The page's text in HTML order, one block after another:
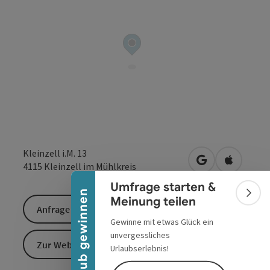
Urlaub gewinnen
Banner einklappen
Umfrage starten &
Meinung teilen
Gewinne mit etwas Glück ein
unvergessliches
Urlaubserlebnis!
Kleinzell i.M. 13
4115 Kleinzell im Mühlkreis in Googlein Apple
Anfrage senden
Zur Website